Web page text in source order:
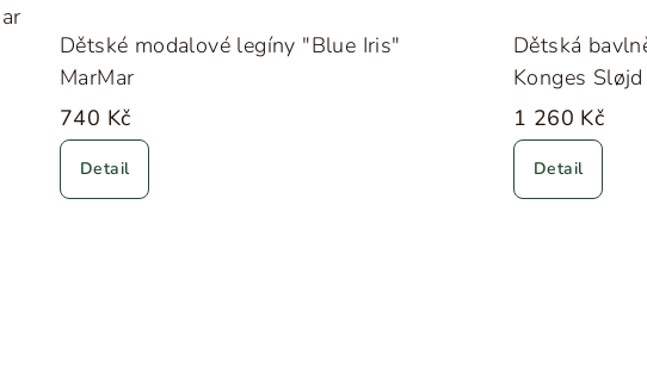
Dětské modalové legíny "Blue Iris"
MarMar
740 Kč
Detail
Dětská
Konges Sløjd
1 260 Kč
Detail